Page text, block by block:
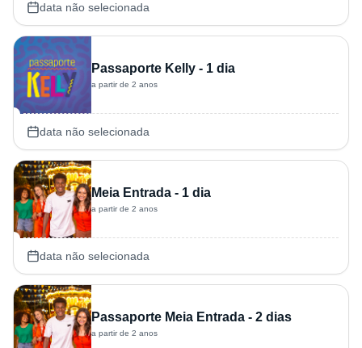
data não selecionada
Passaporte Kelly - 1 dia
a partir de 2 anos
data não selecionada
Meia Entrada - 1 dia
a partir de 2 anos
data não selecionada
Passaporte Meia Entrada - 2 dias
a partir de 2 anos